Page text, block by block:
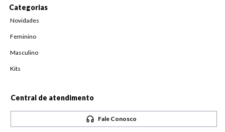
Categorias
Novidades
Feminino
Masculino
Kits
Central de atendimento
Fale Conosco